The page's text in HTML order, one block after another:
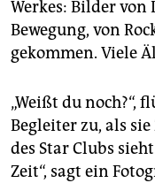
Werkes: Bilder von
Bewegung, von
gekommen. Viele
„Weißt du noch?“,
Begleiter zu, als
des Star Clubs
Zeit“, sagt ein